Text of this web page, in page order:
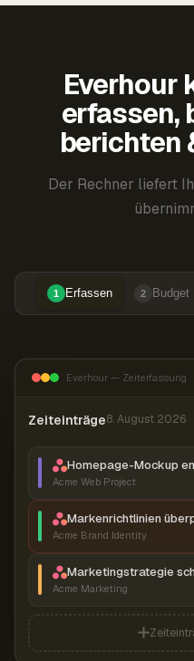
Everhour
erfassen,
berichten
Der Rechner liefert
1 Erfassen 2 Budget
Everhour — Zeiterfassung
Zeiteinträge8. August 2026
Homepage-Mockup
Acme Web Project
Markenrichtlinien
Acme Brand Identity
Marketingstrategie
Acme Marketing